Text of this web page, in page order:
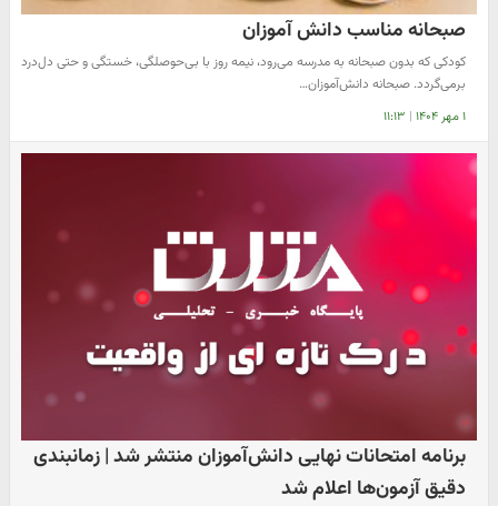
صبحانه مناسب دانش آموزان
کودکی که بدون صبحانه به مدرسه می‌رود، نیمه روز با بی‌حوصلگی، خستگی و حتی دل‌درد
برمی‌گردد. صبحانه دانش‌آموزان…
۱ مهر ۱۴۰۴ | ۱۱:۱۳
برنامه امتحانات نهایی دانش‌آموزان منتشر شد | زمانبندی
دقیق آزمون‌ها اعلام شد